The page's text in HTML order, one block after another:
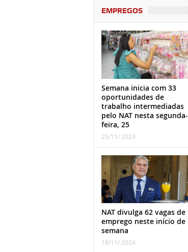
EMPREGOS
Semana inicia com 33
oportunidades de
trabalho intermediadas
pelo NAT nesta segunda-
feira, 25
25/11/ 2024
NAT divulga 62 vagas de
emprego neste início de
semana
18/11/ 2024